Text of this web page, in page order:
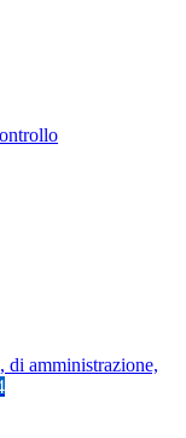
amministrazione,